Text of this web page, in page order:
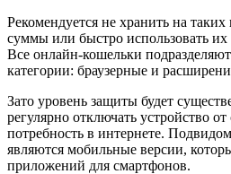
Рекомендуется не хранить на
суммы или быстро использовать их
Все онлайн-кошельки
категории: браузерные и
Зато уровень защиты будет
регулярно отключать устройство
потребность в интернете.
являются мобильные версии,
приложений для смартфонов.